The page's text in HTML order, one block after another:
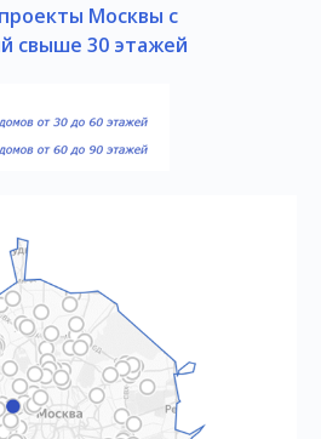
Москвы с
свыше 30 этажей